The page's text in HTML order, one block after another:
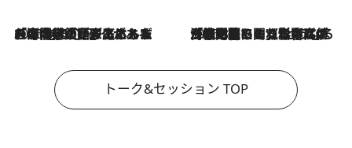
2026.8.3
「今後値上げがあるとすれば…」「リスクがあるのは今年の冬」エネルギー専門家が語る、ホルムズ海峡封鎖が家庭にもたらす“ある心配” 2026.8.3
「住宅建てられない…」「サーチャージ料の高値が続いている」ホルムズ海峡封鎖による影響はいつまで続く？《エネルギー専門家に聞く“どうなる日本の暮らし”》
トーク&セッション TOP